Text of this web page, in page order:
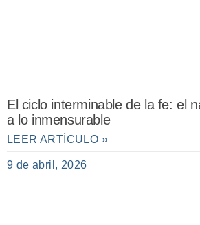
El ciclo interminable de la fe: el
a lo inmensurable
LEER ARTÍCULO »
9 de abril, 2026